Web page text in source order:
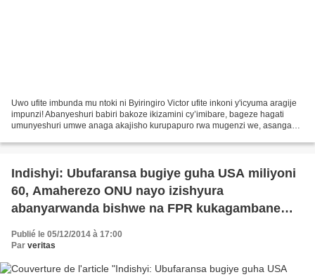
Uwo ufite imbunda mu ntoki ni Byiringiro Victor ufite inkoni y'icyuma aragije
impunzi! Abanyeshuri babiri bakoze ikizamini cy’imibare, bageze hagati
umunyeshuri umwe anaga akajisho kurupapuro rwa mugenzi we, asanga
Indishyi: Ubufaransa bugiye guha USA miliyoni
60, Amaherezo ONU nayo izishyura
abanyarwanda bishwe na FPR kukagambane
kayo !
Publié le 05/12/2014 à 17:00
Par veritas